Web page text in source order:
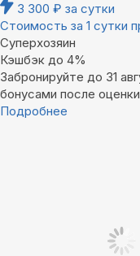
3 300 ₽ за сутки
Стоимость за 1 сутки
Суперхозяин
Кэшбэк до 4%
Забронируйте до 31
бонусами после
Подробнее